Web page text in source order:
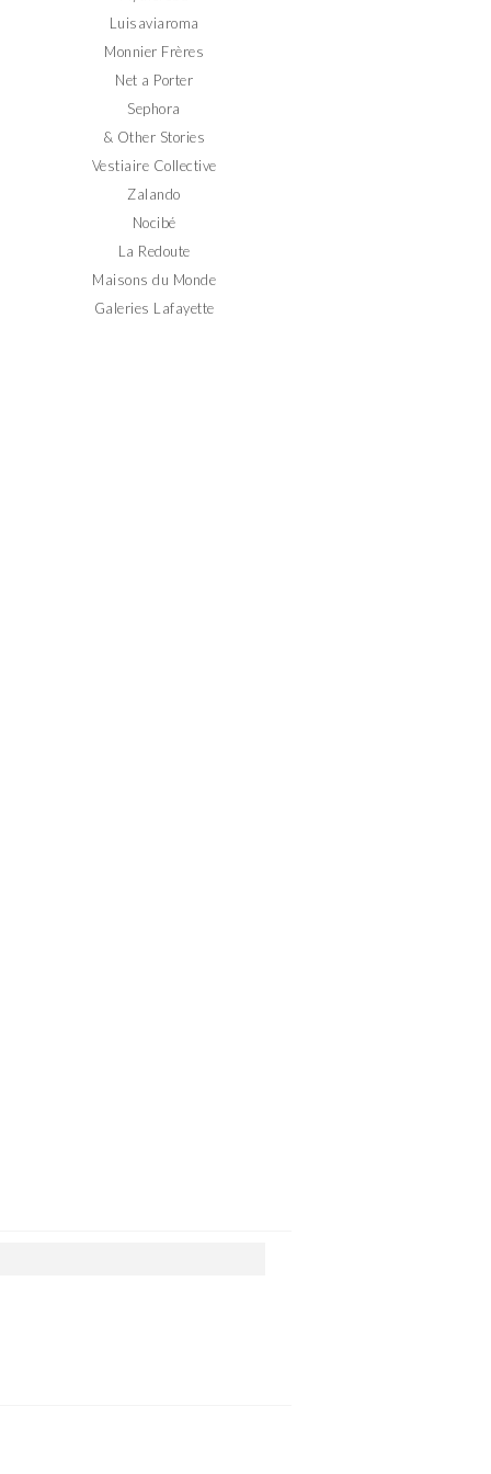
Luisaviaroma
Monnier Frères
Net a Porter
Sephora
& Other Stories
Vestiaire Collective
Zalando
Nocibé
La Redoute
Maisons du Monde
Galeries Lafayette